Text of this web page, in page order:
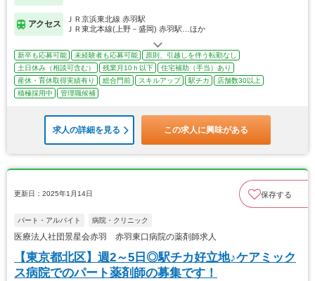
アクセス
ＪＲ京浜東北線 赤羽駅
ＪＲ東北本線(上野－盛岡) 赤羽駅…ほか
新卒も応募可能 未経験者も応募可能
原則、引越しを伴う転勤なし
土日休み（相談可含む）
残業月10ｈ以下
住宅補助（手当）あり
産休・育休取得実績有り
総合門前 スキルアップ 駅チカ
店舗数30以上
積極採用中
管理職候補
求人の詳細を見る この求人に興味がある
更新日：2025年1月14日 保存する
パート・アルバイト 病院・クリニック
医療法人社団景星会赤羽 赤羽東口病院の薬剤師求人
【東京都北区】週2～5日◎駅チカ好立地♪ケアミック
ス病院でのパート薬剤師の募集です！